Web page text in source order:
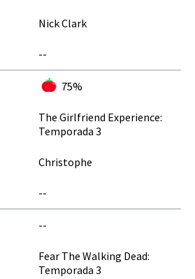
Nick Clark
--
75%
The Girlfriend Experience:
Temporada 3
Christophe
--
--
Fear The Walking Dead:
Temporada 3